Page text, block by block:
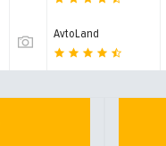
AvtoLand